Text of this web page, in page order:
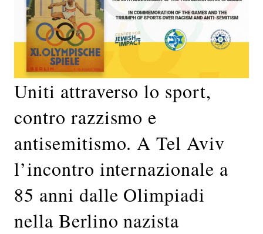
Uniti attraverso lo sport,
contro razzismo e
antisemitismo. A Tel Aviv
l’incontro internazionale a
85 anni dalle Olimpiadi
nella Berlino nazista